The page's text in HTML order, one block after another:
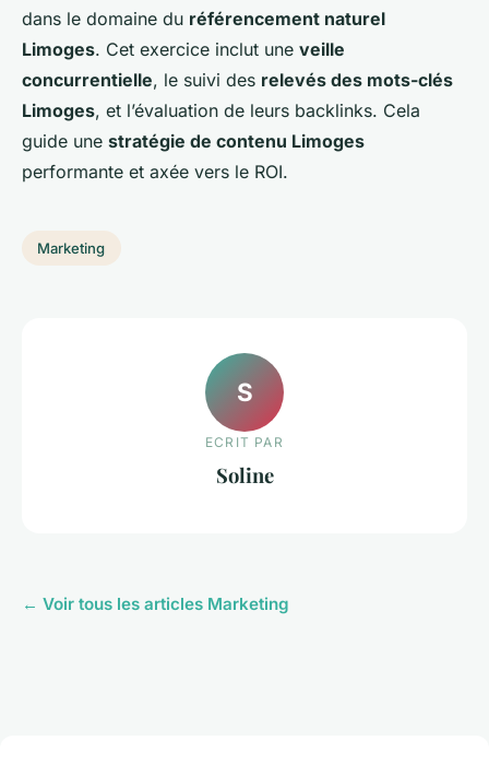
dans le domaine du référencement naturel
Limoges. Cet exercice inclut une veille
concurrentielle, le suivi des relevés des mots-clés
Limoges, et l’évaluation de leurs backlinks. Cela
guide une stratégie de contenu Limoges
performante et axée vers le ROI.
Marketing
S
ECRIT PAR
Soline
← Voir tous les articles Marketing